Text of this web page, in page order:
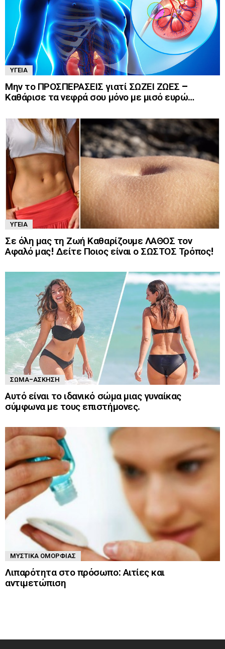
ΥΓΕΊΑ
Μην το ΠΡΟΣΠΕΡΑΣΕΙΣ γιατί ΣΩΖΕΙ ΖΩΕΣ –
Καθάρισε τα νεφρά σου μόνο με μισό ευρώ…
ΥΓΕΊΑ
Σε όλη μας τη Ζωή Καθαρίζουμε ΛΑΘΟΣ τον
Αφαλό μας! Δείτε Ποιος είναι ο ΣΩΣΤΟΣ Τρόπος!
ΣΏΜΑ-ΆΣΚΗΣΗ
Αυτό είναι το ιδανικό σώμα μιας γυναίκας
σύμφωνα με τους επιστήμονες.
ΜΥΣΤΙΚΆ ΟΜΟΡΦΙΆΣ
Λιπαρότητα στο πρόσωπο: Αιτίες και
αντιμετώπιση